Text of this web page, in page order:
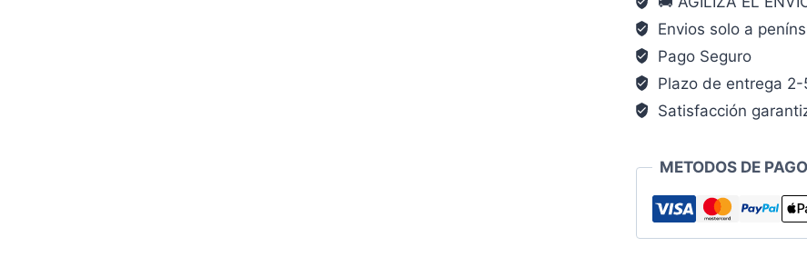
y
húmedo
·
depósito
12
Envios solo a
Pago Seguro
Plazo de entrega
Satisfacción
METODOS DE PAGO